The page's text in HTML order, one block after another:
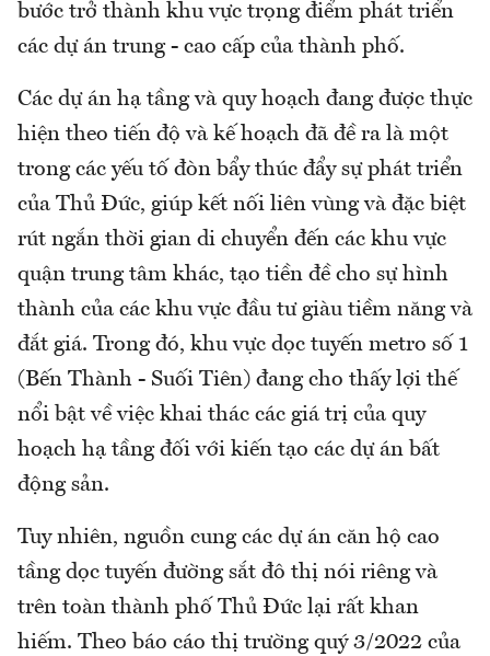
bước trở thành khu vực trọng điểm phát triển
các dự án trung - cao cấp của thành phố.
Các dự án hạ tầng và quy hoạch đang được thực
hiện theo tiến độ và kế hoạch đã đề ra là một
trong các yếu tố đòn bẩy thúc đẩy sự phát triển
của Thủ Đức, giúp kết nối liên vùng và đặc biệt
rút ngắn thời gian di chuyển đến các khu vực
quận trung tâm khác, tạo tiền đề cho sự hình
thành của các khu vực đầu tư giàu tiềm năng và
đắt giá. Trong đó, khu vực dọc tuyến metro số 1
(Bến Thành - Suối Tiên) đang cho thấy lợi thế
nổi bật về việc khai thác các giá trị của quy
hoạch hạ tầng đối với kiến tạo các dự án bất
động sản.
Tuy nhiên, nguồn cung các dự án căn hộ cao
tầng dọc tuyến đường sắt đô thị nói riêng và
trên toàn thành phố Thủ Đức lại rất khan
hiếm. Theo báo cáo thị trường quý 3/2022 của